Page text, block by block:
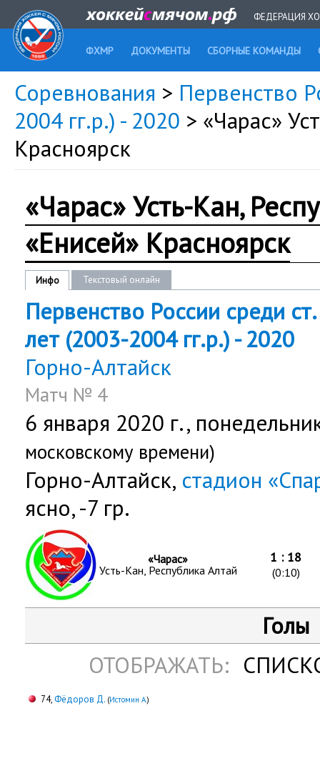
ФЕДЕРАЦИЯ
ФХМР ДОКУМЕНТЫ СБОРНЫЕ КОМАНДЫ
Соревнования > Первенство
2004 гг.р.) - 2020 > «Чарас»
Красноярск
«Чарас» Усть-Кан,
«Енисей» Красноярск
Инфо Текстовый онлайн
Первенство России среди
лет (2003-2004 гг.р.) - 2020
Горно-Алтайск
Матч № 4
6 января 2020 г.,
московскому времени)
Горно-Алтайск, стадион
ясно, -7 гр.
«Чарас»
Усть-Кан, Республика Алтай
1 : 18
(0:10)
Голы
ОТОБРАЖАТЬ:
74,Фёдоров Д. (Истомин А.)